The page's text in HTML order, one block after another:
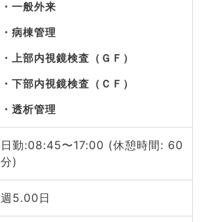
一般外来
病棟管理
上部内視鏡検査（ＧＦ）
下部内視鏡検査（ＣＦ）
透析管理
日勤:08:45〜17:00 (休憩時間: 60
分)
週5.00日